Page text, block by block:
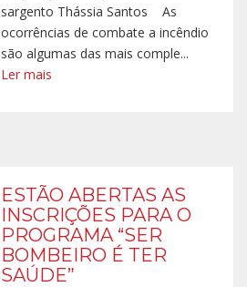
sargento Thássia Santos As
ocorrências de combate a incêndio
são algumas das mais comple...
Ler mais
ESTÃO ABERTAS AS
INSCRIÇÕES PARA O
PROGRAMA “SER
BOMBEIRO É TER
SAÚDE”